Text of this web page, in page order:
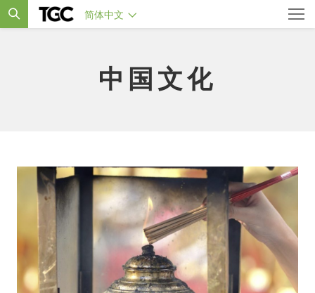
简体中文
中国文化